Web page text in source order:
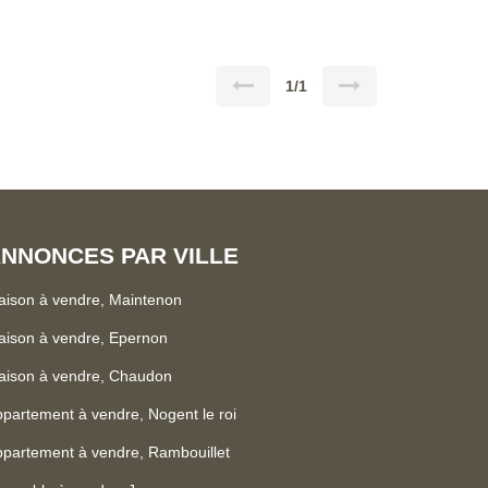
confort, espace et tranquillité ! Contactez-nous
1/1
PAR VILLE
à vendre, Maintenon
à vendre, Epernon
à vendre, Chaudon
à vendre, Nogent le roi
à vendre, Rambouillet